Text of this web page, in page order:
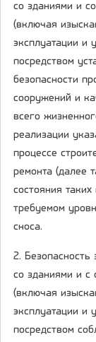
со зданиями и
(включая
эксплуатации и
посредством
безопасности
сооружений и
всего
реализации
процессе
ремонта (далее
состояния
требуемом
сноса.
2.
со зданиями и с
(включая
эксплуатации и
посредством